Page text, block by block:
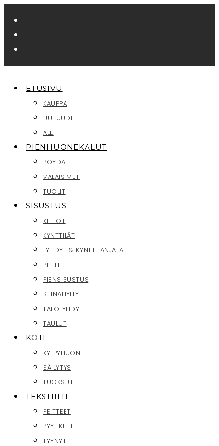
suoraan
sisältöön
ETUSIVU
KAUPPA
UUTUUDET
ALE
PIENHUONEKALUT
PÖYDÄT
VALAISIMET
TUOLIT
SISUSTUS
KELLOT
KYNTTILÄT
LYHDYT & KYNTTILÄNJALAT
PEILIT
PIENSISUSTUS
SEINÄHYLLYT
TALOLYHDYT
TAULUT
KOTI
KYLPYHUONE
SÄILYTYS
TUOKSUT
TEKSTIILIT
PEITTEET
PYYHKEET
TYYNYT